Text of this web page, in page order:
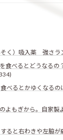
そく）吸入薬 強さラ
食べるとどうなるの
べるとかゆくなる
よもぎから。自家製
ると右わきや左脇が